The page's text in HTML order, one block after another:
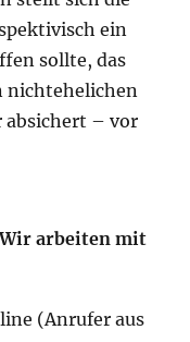
ein
sollte, das
nichtehelichen
absichert – vor
arbeiten mit
(Anrufer aus